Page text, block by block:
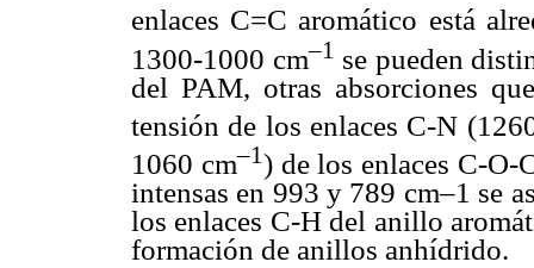
enlaces C=C aromático está
1300-1000 cm–1 se pueden
del PAM, otras absorciones
tensión de los enlaces C-N
1060 cm–1) de los enlaces C-O-
intensas en 993 y 789 cm–1 se
los enlaces C-H del anillo
formación de anillos anhídrido.